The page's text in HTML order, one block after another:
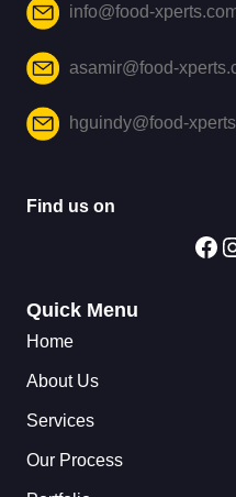
info@food-
asamir@food-
hguindy@food-
Find us on
Quick Menu
Home
About Us
Services
Our Process